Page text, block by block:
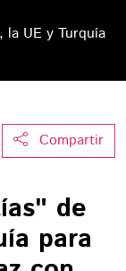
la UE y Turquía
Compartir
de
para